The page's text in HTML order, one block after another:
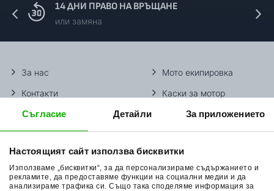
Съгласие Детайли За приложението
Настоящият сайт използва бисквитки
Използваме „бисквитки“, за да персонализираме съдържанието и
рекламите, да предоставяме функции на социални медии и да
анализираме трафика си. Също така споделяме информация за
14 ДНИ ПРАВО НА ВРЪЩАНЕ
или замяна
За нас
Контакти
Методи доставка
Начини плащане
Връщане на стока
Общи условия
Мото екипировка
Каски за мотор
Ботуши за мотор
Гуми за мотор
Очила за мотор
Раници за мотор